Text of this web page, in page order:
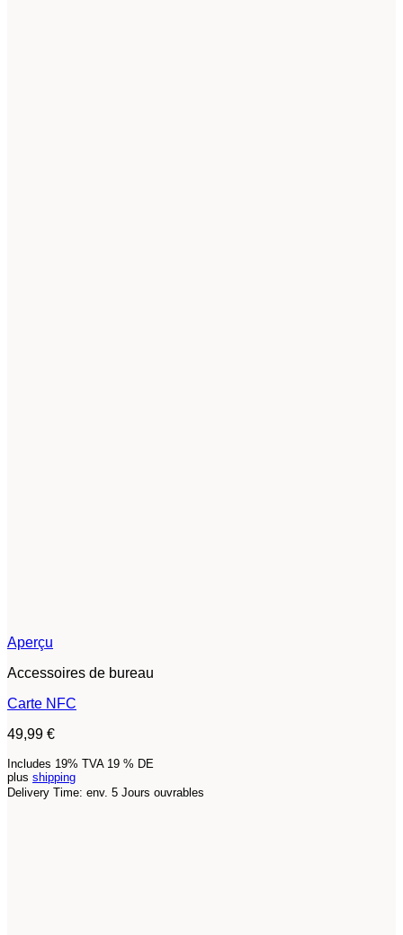
Aperçu
Accessoires de bureau
Carte NFC
49,99 €
Includes 19% TVA 19 % DE
plus shipping
Delivery Time: env. 5 Jours ouvrables